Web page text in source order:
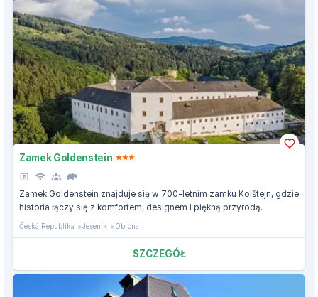
Zamek Goldenstein
Zamek Goldenstein znajduje się w 700-letnim zamku Kolštejn, gdzie
historia łączy się z komfortem, designem i piękną przyrodą.
Česká Republika Jesenik Obrona
SZCZEGÓŁ